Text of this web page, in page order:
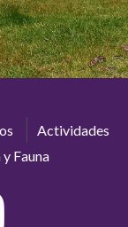
Actividades
Fauna